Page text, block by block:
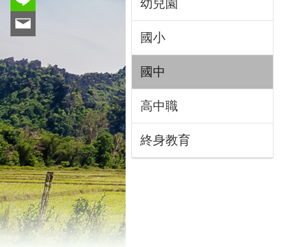
幼兒園
國小
國中
高中職
終身教育